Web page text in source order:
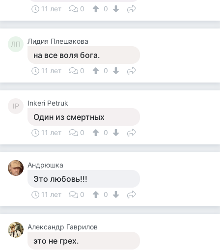
11 лет 0 0
ЛП Лидия Плешакова
на все воля бога.
11 лет 0 0
IP Inkeri Petruk
Один из смертных
11 лет 0 0
Андрюшка
Это любовь!!!
11 лет 0 0
Александр Гаврилов
это не грех.